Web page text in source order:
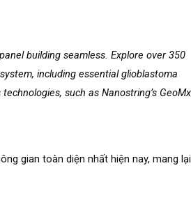
building seamless. Explore over 350
including essential glioblastoma
such as Nanostring’s
gian toàn diện nhất hiện nay, mang lại